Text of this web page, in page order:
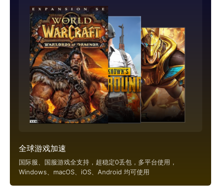
全球游戏加速
国际服、国服游戏全支持，超稳定0丢包，多平台使用，
Windows、macOS、iOS、Android 均可使用